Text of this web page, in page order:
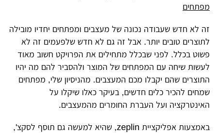
מפתחים
זה לא חדש שעבודה נכונה של מעצבים ומפתחים יחדיו מובילה
לתוצרים טובים יותר. אבל זה גם לא חדש שלפעמים זה לא
פשוט בכלל. לפני שבכלל מתחילים את הפרויקט חשוב מאוד
לעשות שיחה עם המפתחים של המוצר ולהסביר להם מה יהיו
התוצרים שהם יקבלו מכם המעצבים. מהניסיון שלי, מפתחים
שמחים להכיר כלים חדשים, בעיקר כאלו שיקלו על
האינטרקציה ועל העברת החומרים מהמעצבים.
באמצעות אפליקציית zeplin, שהיא למעשה גם תוסף לסקצ',